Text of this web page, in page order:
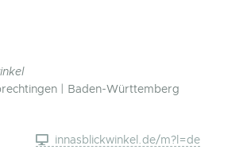
| Baden-Württemberg
innasblickwinkel.de/m?l=de